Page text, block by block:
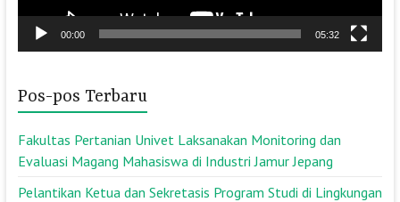
00:00 05:32
Pos-pos Terbaru
Fakultas Pertanian Univet Laksanakan Monitoring dan
Evaluasi Magang Mahasiswa di Industri Jamur Jepang
Pelantikan Ketua dan Sekretasis Program Studi di Lingkungan